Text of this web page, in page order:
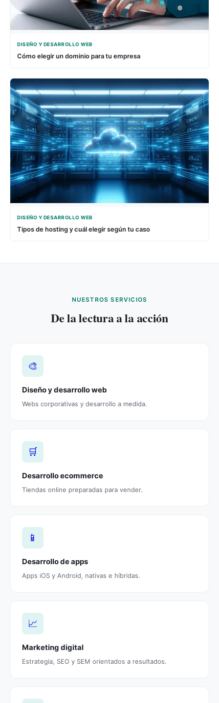
DISEÑO Y DESARROLLO WEB
Cómo elegir un dominio para tu empresa
DISEÑO Y DESARROLLO WEB
Tipos de hosting y cuál elegir según tu caso
NUESTROS SERVICIOS
De la lectura a la acción
🎨
Diseño y desarrollo web
Webs corporativas y desarrollo a medida.
🛒
Desarrollo ecommerce
Tiendas online preparadas para vender.
📱
Desarrollo de apps
Apps iOS y Android, nativas e híbridas.
📈
Marketing digital
Estrategia, SEO y SEM orientados a resultados.